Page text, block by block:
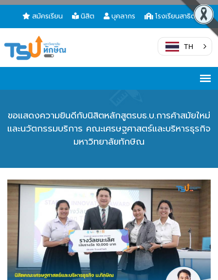
สมัครเรียน นิสิต บุคลากร โรงเรียนสาธิต
TH
ขอแสดงความยินดีกับนิสิตหลักสูตรบธ.บ.การค้าสมัยใหม่
และนวัตกรรมบริการ คณะเศรษฐศาสตร์และบริหารธุรกิจ
มหาวิทยาลัยทักษิณ